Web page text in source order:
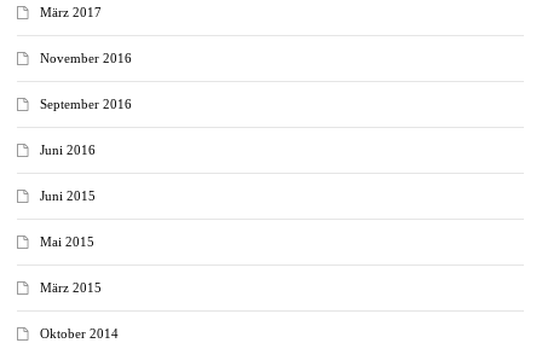
März 2017
November 2016
September 2016
Juni 2016
Juni 2015
Mai 2015
März 2015
Oktober 2014